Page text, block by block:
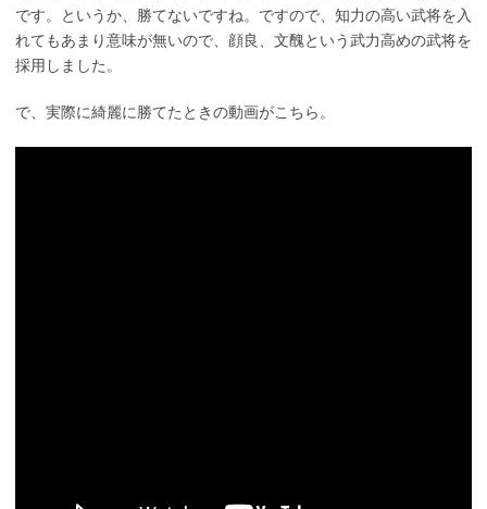
です。というか、勝てないですね。ですので、知力の高い武将を入
れてもあまり意味が無いので、顔良、文醜という武力高めの武将を
採用しました。
で、実際に綺麗に勝てたときの動画がこちら。